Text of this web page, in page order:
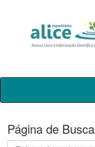
Skip
Página de Busca